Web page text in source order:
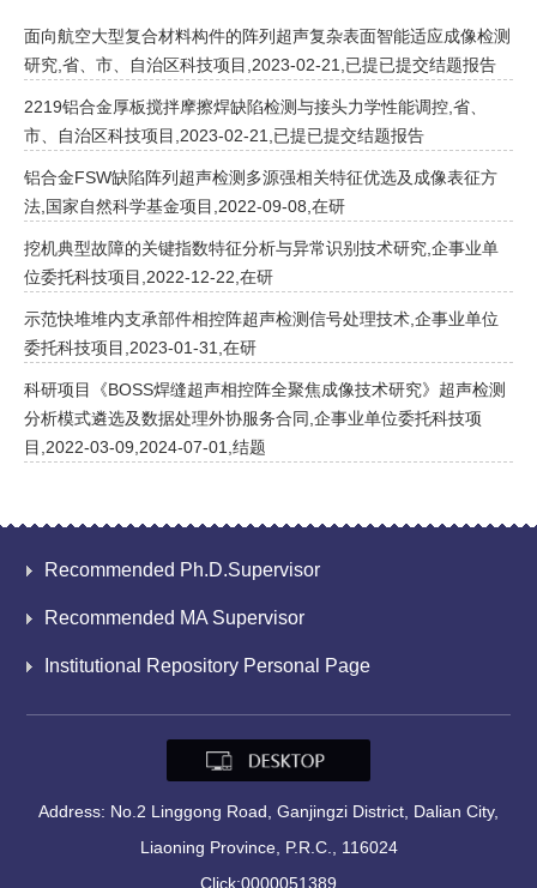
面向航空大型复合材料构件的阵列超声复杂表面智能适应成像检测
研究,省、市、自治区科技项目,2023-02-21,已提已提交结题报告
2219铝合金厚板搅拌摩擦焊缺陷检测与接头力学性能调控,省、
市、自治区科技项目,2023-02-21,已提已提交结题报告
铝合金FSW缺陷阵列超声检测多源强相关特征优选及成像表征方
法,国家自然科学基金项目,2022-09-08,在研
挖机典型故障的关键指数特征分析与异常识别技术研究,企事业单
位委托科技项目,2022-12-22,在研
示范快堆堆内支承部件相控阵超声检测信号处理技术,企事业单位
委托科技项目,2023-01-31,在研
科研项目《BOSS焊缝超声相控阵全聚焦成像技术研究》超声检测
分析模式遴选及数据处理外协服务合同,企事业单位委托科技项
目,2022-03-09,2024-07-01,结题
Recommended Ph.D.Supervisor
Recommended MA Supervisor
Institutional Repository Personal Page
Address: No.2 Linggong Road, Ganjingzi District, Dalian City,
Liaoning Province, P.R.C., 116024
Click:0000051389